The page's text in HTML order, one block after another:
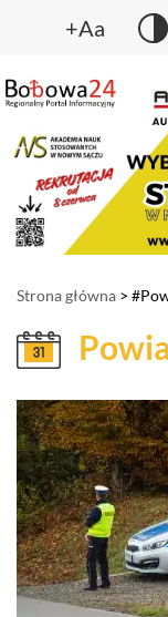
+Aa
Strona główna >